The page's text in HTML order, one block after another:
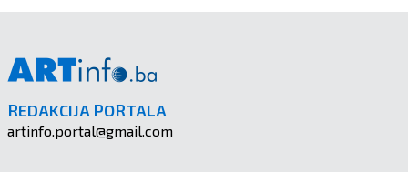
REDAKCIJA PORTALA
artinfo.portal@gmail.com